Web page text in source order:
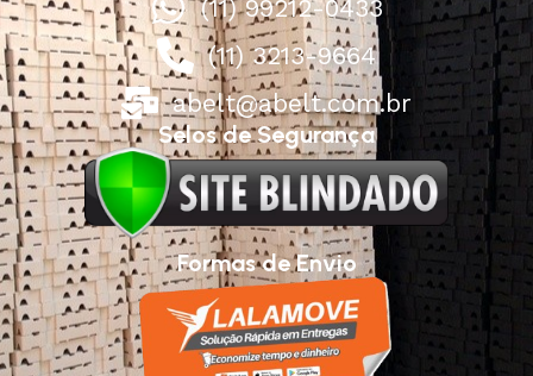
(11) 99212-0433
(11) 3213-9664
abelt@abelt.com.br
Selos de Segurança
Formas de Envio